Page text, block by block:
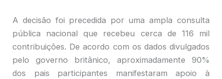
A decisão foi precedida por uma ampla consulta
pública nacional que recebeu cerca de 116 mil
contribuições. De acordo com os dados divulgados
pelo governo britânico, aproximadamente 90%
dos pais participantes manifestaram apoio à